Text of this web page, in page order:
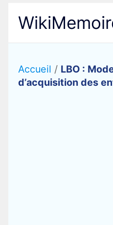
contenu
Accueil / LBO :
d’acquisition des